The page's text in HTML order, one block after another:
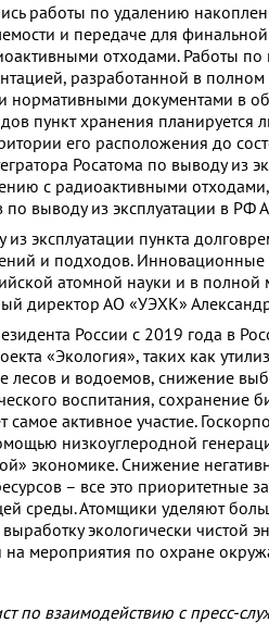
работы по удалению
и передаче для
отходами. Работы по
разработанной в
и нормативными документами в
пункт хранения планируется
его расположения до
Росатома по выводу
с радиоактивными
по выводу из эксплуатации в
эксплуатации пункта
и подходов. Инновационные
атомной науки и в полной
директор АО «УЭХК»
России с 2019 года в
«Экология», таких как
лесов и водоемов, снижение
воспитания, сохранение
самое активное участие.
низкоуглеродной
экономике. Снижение
– все это приоритетные
среды. Атомщики уделяют
экологически чистой
на мероприятия по охране
по взаимодействию с пресс-